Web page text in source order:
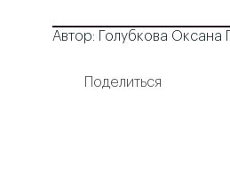
Автор: Голубкова Оксана
Поделиться